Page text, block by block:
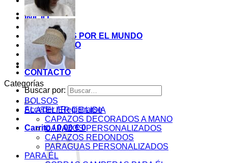
INICIO
TIENDA
MIS COSITAS POR EL MUNDO
EL COMIENZO
BLOG
PAGOS
CONTACTO
Buscar por:
Acceder / Registrarse
Carrito /0,00€ 0
Categorías
BOLSOS
EL ATELIER DE LIDIA
CAPAZOS DECORADOS A MANO
CAPAZOS PERSONALIZADOS
CAPAZOS REDONDOS
PARAGUAS PERSONALIZADOS
PARA ÉL